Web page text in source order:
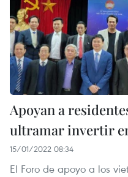
Apoyan a
ultramar invertir
15/01/2022 08:34
El Foro de apoyo a los